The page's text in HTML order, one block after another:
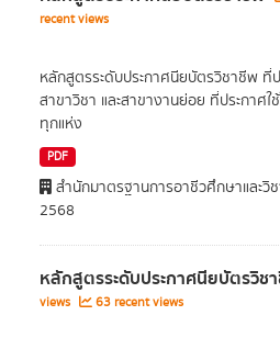
recent views
หลักสูตรระดับประกาศนียบัตรวิชาชีพ ที่ป
สาขาวิชา และสาขางานย่อย ที่ประกาศ
ทุกแห่ง
PDF
สำนักมาตรฐานการอาชีวศึกษาและวิ
2568
หลักสูตรระดับประกาศนียบัตรวิช
views
63 recent views